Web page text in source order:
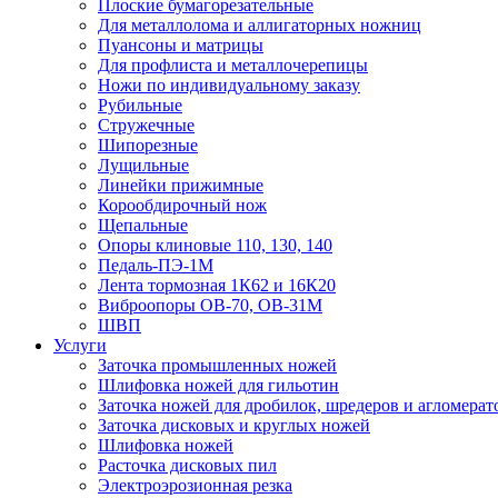
Плоские бумагорезательные
Для металлолома и аллигаторных ножниц
Пуансоны и матрицы
Для профлиста и металлочерепицы
Ножи по индивидуальному заказу
Рубильные
Стружечные
Шипорезные
Лущильные
Линейки прижимные
Корообдирочный нож
Щепальные
Опоры клиновые 110, 130, 140
Педаль-ПЭ-1М
Лента тормозная 1К62 и 16К20
Виброопоры OB-70, OB-31M
ШВП
Услуги
Заточка промышленных ножей
Шлифовка ножей для гильотин
Заточка ножей для дробилок, шредеров и
Заточка дисковых и круглых ножей
Шлифовка ножей
Расточка дисковых пил
Электроэрозионная резка